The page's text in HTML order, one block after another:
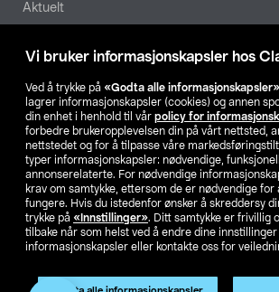
Vi bruker informasjonskapsler hos
Ved å trykke på «Godta alle informasjonskapsler»
lagrer informasjonskapsler (cookies) og annen
din enhet i henhold til vår policy for
forbedre brukeropplevelsen din på vårt nettsted,
nettstedet og for å tilpasse våre
typer informasjonskapsler: nødvendige,
annonserelaterte. For nødvendige
krav om samtykke, ettersom de er nødvendige for
fungere. Hvis du istedenfor ønsker å skreddersy
trykke på «Innstillinger». Ditt samtykke er frivillig
tilbake når som helst ved å endre dine
informasjonskapsler eller kontakte oss for
Produktet har utgått
Aktuelt
Våre selskaper
Finn din butikk
SE NO FI
Endre til priser ekskl. moms